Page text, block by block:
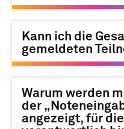
Kann ich die
gemeldeten
Warum werden
der
angezeigt, für